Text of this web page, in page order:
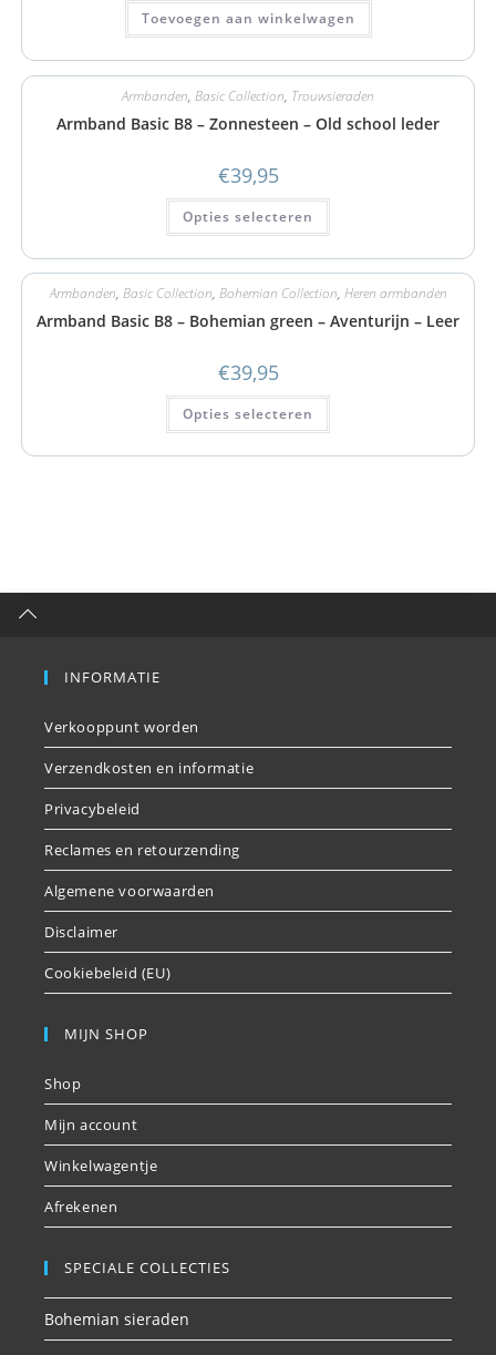
Toevoegen aan winkelwagen
Armbanden, Basic Collection, Trouwsieraden
Armband Basic B8 – Zonnesteen – Old school leder
€39,95
Opties selecteren
Armbanden, Basic Collection, Bohemian Collection, Heren armbanden
Armband Basic B8 – Bohemian green – Aventurijn – Leer
€39,95
Opties selecteren
INFORMATIE
Verkooppunt worden
Verzendkosten en informatie
Privacybeleid
Reclames en retourzending
Algemene voorwaarden
Disclaimer
Cookiebeleid (EU)
MIJN SHOP
Shop
Mijn account
Winkelwagentje
Afrekenen
SPECIALE COLLECTIES
Bohemian sieraden